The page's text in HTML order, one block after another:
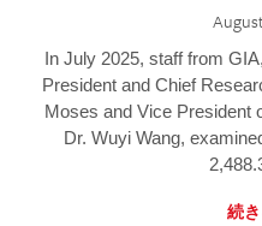
In July 2025, staff from
President and Chief
Moses and Vice President
Dr. Wuyi Wang,
続